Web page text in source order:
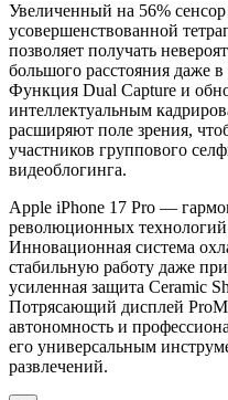
Увеличенный на 56%
усовершенствованной
позволяет получать
большого расстояния даже
Функция Dual Capture и
интеллектуальным
расширяют поле зрения,
участников группового
видеоблогинга.
Apple iPhone 17 Pro —
революционных технологий
Инновационная система
стабильную работу даже
усиленная защита Ceramic
Потрясающий дисплей
автономность и
его универсальным
развлечений.